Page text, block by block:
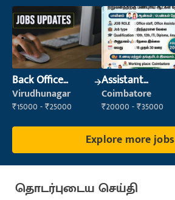
Back Office
Executive
(Administration)
Virudhunagar
₹15000 - ₹25000
Assistant
Manager
Coimbatore
₹20000 - ₹35000
Explore more jobs
தொடர்புடைய செய்தி